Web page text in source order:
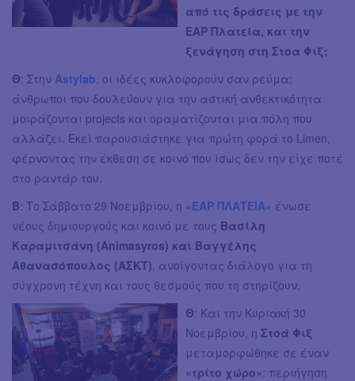
από τις δράσεις με την
ΕΑΡ Πλατεία, και την
ξενάγηση στη Στοα Φιξ;
Θ: Στην Astylab , οι ιδέες κυκλοφορούν σαν ρεύμα:
άνθρωποι που δουλεύουν για την αστική ανθεκτικότητα
μοιράζονται projects και οραματίζονται μια πόλη που
αλλάζει. Εκεί παρουσιάστηκε για πρώτη φορά το Limen,
φέρνοντας την έκθεση σε κοινό που ίσως δεν την είχε ποτέ
στο ραντάρ του.
Β: Το Σάββατο 29 Νοεμβρίου, η «ΕΑΡ ΠΛΑΤΕΙΑ» ένωσε
νέους δημιουργούς και κοινό με τους Βασίλη
Καραμιτσάνη (Animasyros) και Βαγγέλης
Αθανασόπουλος (ΑΣΚΤ) , ανοίγοντας διάλογο για τη
σύγχρονη τέχνη και τους θεσμούς που τη στηρίζουν.
Θ: Και την Κυριακή 30
Νοεμβρίου, η Στοά Φιξ
μεταμορφώθηκε σε έναν
«τρίτο χώρο»: περιήγηση